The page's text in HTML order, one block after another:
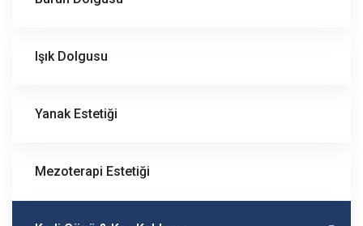
Işık Dolgusu
Yanak Estetiği
Mezoterapi Estetiği